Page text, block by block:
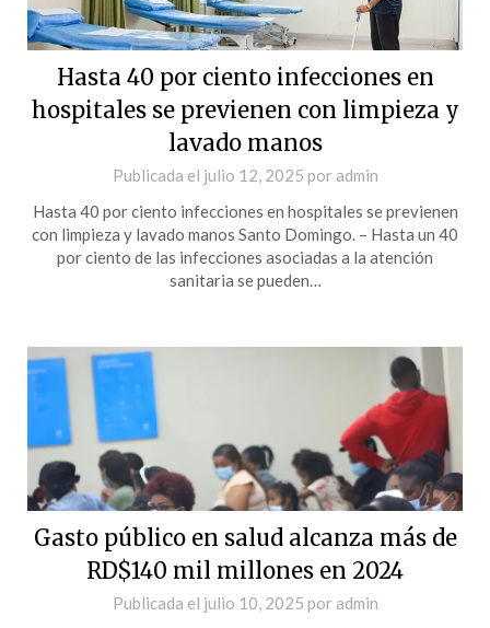
Hasta 40 por ciento infecciones en
hospitales se previenen con limpieza y
lavado manos
Publicada el julio 12, 2025 por admin
Hasta 40 por ciento infecciones en hospitales se previenen
con limpieza y lavado manos Santo Domingo. – Hasta un 40
por ciento de las infecciones asociadas a la atención
sanitaria se pueden…
Gasto público en salud alcanza más de
RD$140 mil millones en 2024
Publicada el julio 10, 2025 por admin